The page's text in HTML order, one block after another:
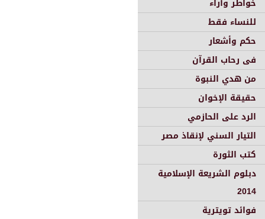
خواطر وأراء
للنساء فقط
حكم وأشعار
فى رحاب القرآن
من هدي النبوة
حقيقة الإخوان
الرد على الحازمي
التيار السني لإنقاذ مصر
كتب الثورة
دبلوم الشريعة الإسلامية
2014
فوائد تويترية